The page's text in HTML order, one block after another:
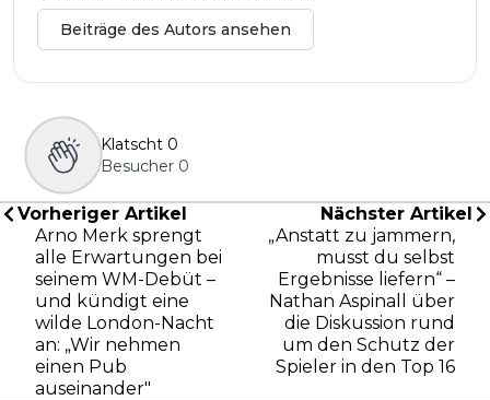
Beiträge des Autors ansehen
Klatscht 0
Besucher 0
Vorheriger Artikel
Arno Merk sprengt
alle Erwartungen bei
seinem WM-Debüt –
und kündigt eine
wilde London-Nacht
an: „Wir nehmen
einen Pub
auseinander"
Nächster Artikel
„Anstatt zu jammern,
musst du selbst
Ergebnisse liefern“ –
Nathan Aspinall über
die Diskussion rund
um den Schutz der
Spieler in den Top 16